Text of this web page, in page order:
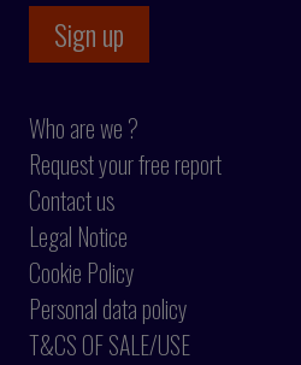
Who are we ?
Request your free report
Contact us
Legal Notice
Cookie Policy
Personal data policy
T&CS OF SALE/USE